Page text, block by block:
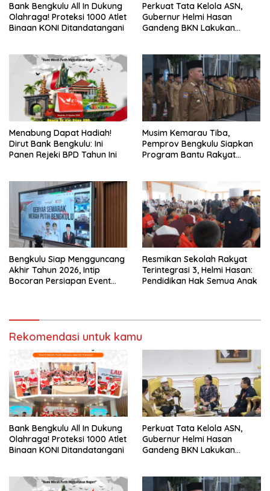
Bank Bengkulu All In Dukung
Olahraga! Proteksi 1000 Atlet
Binaan KONI Ditandatangani
Perkuat Tata Kelola ASN,
Gubernur Helmi Hasan
Gandeng BKN Lakukan
Menabung Dapat Hadiah!
Dirut Bank Bengkulu: Ini
Panen Rejeki BPD Tahun Ini
Musim Kemarau Tiba,
Pemprov Bengkulu Siapkan
Program Bantu Rakyat
Bengkulu Siap Mengguncang
Akhir Tahun 2026, Intip
Bocoran Persiapan Event
Resmikan Sekolah Rakyat
Terintegrasi 3, Helmi Hasan:
Pendidikan Hak Semua Anak
Rekomendasi untuk kamu
Bank Bengkulu All In Dukung
Olahraga! Proteksi 1000 Atlet
Binaan KONI Ditandatangani
Perkuat Tata Kelola ASN,
Gubernur Helmi Hasan
Gandeng BKN Lakukan